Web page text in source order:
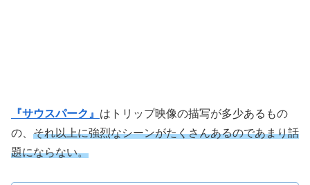
『サウスパーク』 はトリップ映像の描写が多少あるもの
の、 それ以上に強烈なシーンがたくさんあるのであまり話
題にならない。